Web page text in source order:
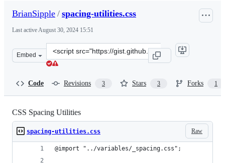
BrianSipple / spacing-utilities.css
Last activeAugust 30, 2024 15:51
Embed
Clone
this
Code Revisions 3 Stars 3 Forks 1
CSS Spacing Utilities
Raw
spacing-utilities.css
@import "../variables/_spacing.css";